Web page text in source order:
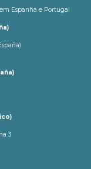
Espanha e Portugal
3